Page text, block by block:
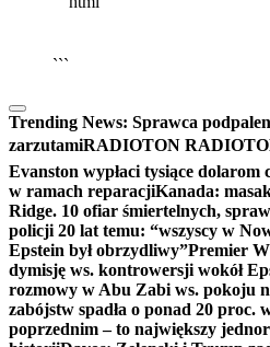
```
Trending News: Sprawca
zarzutamiRADIOTON
Evanston wypłaci tysiące dolarom
w ramach reparacjiKanada:
Ridge. 10 ofiar śmiertelnych,
policji 20 lat temu: “wszyscy w
Epstein był obrzydliwy”Premier
dymisję ws. kontrowersji wokół
rozmowy w Abu Zabi ws. pokoju
zabójstw spadła o ponad 20 proc.
poprzednim – to największy